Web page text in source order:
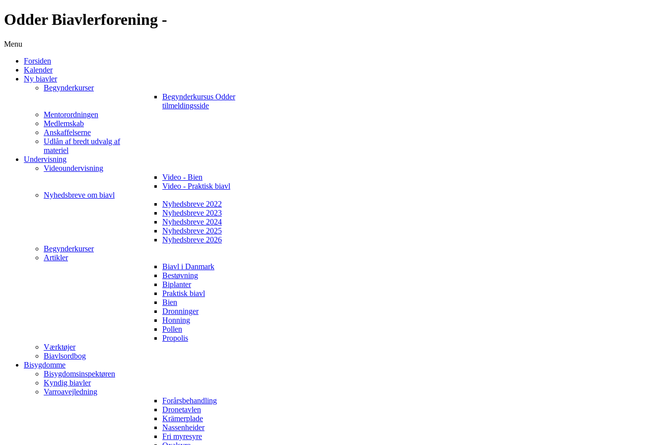
Odder Biavlerforening -
Menu
Forsiden
Kalender
Ny biavler
Begynderkurser
Begynderkursus Odder
tilmeldingsside
Mentorordningen
Medlemskab
Anskaffelserne
Udlån af bredt udvalg af
materiel
Undervisning
Videoundervisning
Video - Bien
Video - Praktisk biavl
Nyhedsbreve om biavl
Nyhedsbreve 2022
Nyhedsbreve 2023
Nyhedsbreve 2024
Nyhedsbreve 2025
Nyhedsbreve 2026
Begynderkurser
Artikler
Biavl i Danmark
Bestøvning
Biplanter
Praktisk biavl
Bien
Dronninger
Honning
Pollen
Propolis
Værktøjer
Biavlsordbog
Bisygdomme
Bisygdomsinspektøren
Kyndig biavler
Varroavejledning
Forårsbehandling
Dronetavlen
Krämerplade
Nassenheider
Fri myresyre